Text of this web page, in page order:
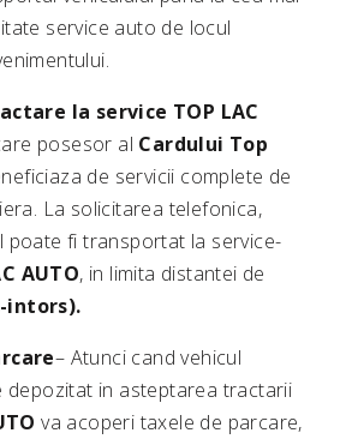
service auto de locul
la service TOP LAC
posesor al Cardului Top
de servicii complete de
La solicitarea telefonica,
poate fi transportat la service-
AUTO, in limita distantei de
intors).
– Atunci cand vehicul
depozitat in asteptarea tractarii
va acoperi taxele de parcare,